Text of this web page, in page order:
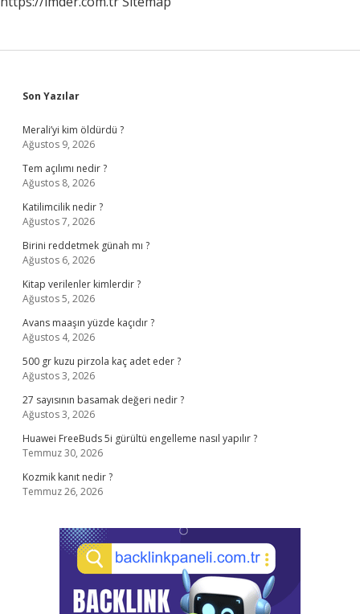
Sidebar
Son Yazılar
Merali’yi kim öldürdü ?
Ağustos 9, 2026
Tem açılımı nedir ?
Ağustos 8, 2026
Katilimcilik nedir ?
Ağustos 7, 2026
Birini reddetmek günah mı ?
Ağustos 6, 2026
Kitap verilenler kimlerdir ?
Ağustos 5, 2026
Avans maaşın yüzde kaçıdır ?
Ağustos 4, 2026
500 gr kuzu pirzola kaç adet eder ?
Ağustos 3, 2026
27 sayısının basamak değeri nedir ?
Ağustos 3, 2026
Huawei FreeBuds 5i gürültü engelleme nasıl yapılır ?
Temmuz 30, 2026
Kozmik kanıt nedir ?
Temmuz 26, 2026